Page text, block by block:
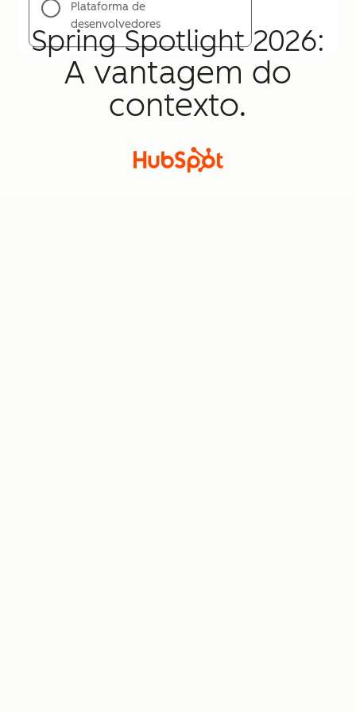
Spring Spotlight 2026:
A vantagem do
contexto.
Plataforma de
desenvolvedores